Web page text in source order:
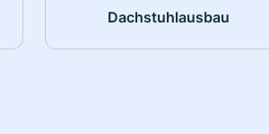
Dachstuhlausbau